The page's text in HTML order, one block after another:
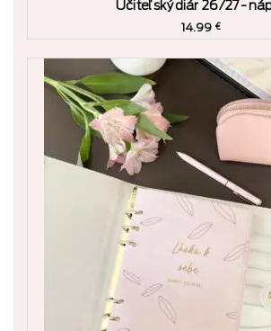
Učiteľský diár 26/27 -
14.99 €